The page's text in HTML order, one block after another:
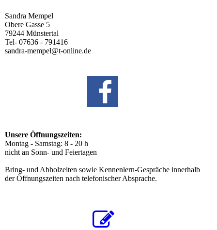
Sandra Mempel
Obere Gasse 5
79244 Münstertal
Tel- 07636 - 791416
sandra-mempel@t-online.de
Unsere Öffnungszeiten:
Montag - Samstag: 8 - 20 h
nicht an Sonn- und Feiertagen
Bring- und Abholzeiten sowie Kennenlern-Gespräche innerhalb
der Öffnungszeiten nach telefonischer Absprache.